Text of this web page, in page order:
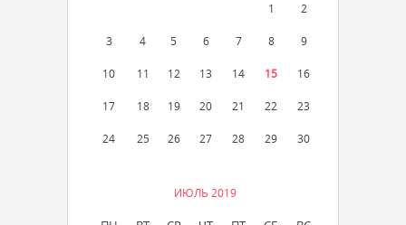
1 2
3 4 5 6 7 8 9
10 11 12 13 14 15 16
17 18 19 20 21 22 23
24 25 26 27 28 29 30
ИЮЛЬ 2019